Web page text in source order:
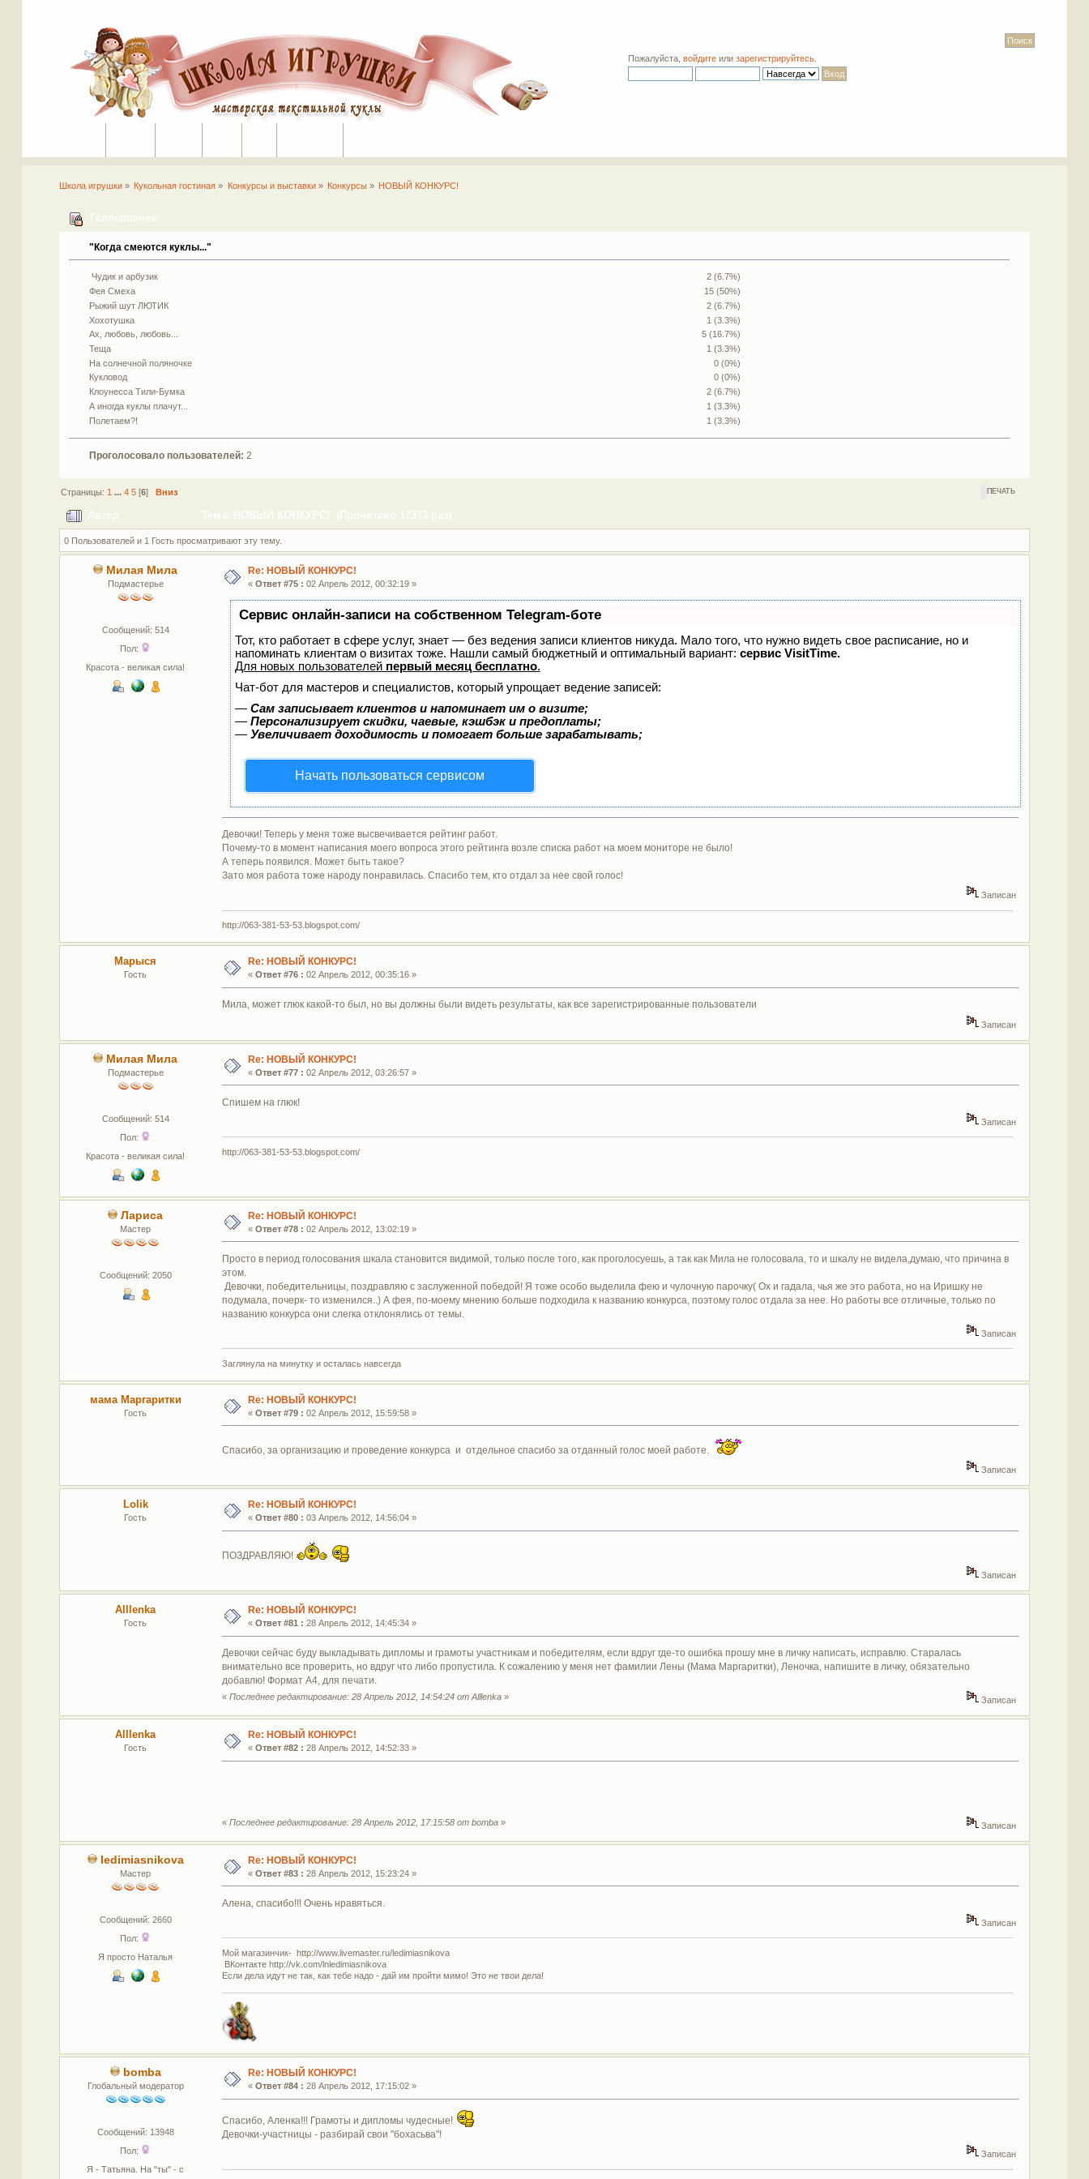
Пожалуйста,войдите илизарегистрируйтесь
Школа игрушки » Кукольная гостиная » Конкурсы и выставки» Конкурсы » НОВЫЙ КОНКУРС!
Голосование
"Когда смеются куклы..."
Чудик и арбузик
2 (6.7%)
Фея Смеха
15 (50%)
Рыжий шут ЛЮТИК
2 (6.7%)
Хохотушка
1 (3.3%)
Ах, любовь, любовь...
5 (16.7%)
Теща
1 (3.3%)
На солнечной поляночке
0 (0%)
Кукловод
0 (0%)
Клоунесса Тили-Бумка
2 (6.7%)
А иногда куклы плачут...
1 (3.3%)
Полетаем?!
1 (3.3%)
Проголосовало пользователей: 2
ПЕЧАТЬ
Страницы: 1 ...4 5 [6]Вниз
Автор Тема: НОВЫЙ КОНКУРС! (Прочитано 17313 раз)
0 Пользователей и 1 Гость просматривают эту тему.
Милая Мила
Подмастерье
Сообщений: 514
Пол:
Красота - великая сила!
Re: НОВЫЙ КОНКУРС!
« Ответ #75 : 02 Апрель 2012, 00:32:19 »
Сервис онлайн-записи на собственном Telegram-боте
Тот, кто работает в сфере услуг, знает — без ведения записи клиентов никуда. Мало того, что нужно видеть свое расписание, но и
напоминать клиентам о визитах тоже. Нашли самый бюджетный и оптимальный вариант: сервис VisitTime.
Для новых пользователей первый месяц бесплатно.
Чат-бот для мастеров и специалистов, который упрощает ведение записей:
— Сам записывает клиентов и напоминает им о визите;
— Персонализирует скидки, чаевые, кэшбэк и предоплаты;
— Увеличивает доходимость и помогает больше зарабатывать;
Начать пользоваться сервисом
Девочки! Теперь у меня тоже высвечивается рейтинг работ.
Почему-то в момент написания моего вопроса этого рейтинга возле списка работ на моем мониторе не было!
А теперь появился. Может быть такое?
Зато моя работа тоже народу понравилась. Спасибо тем, кто отдал за нее свой голос!
Записан
http://063-381-53-53.blogspot.com/
Марыся
Гость
Re: НОВЫЙ КОНКУРС!
« Ответ #76 : 02 Апрель 2012, 00:35:16 »
Мила, может глюк какой-то был, но вы должны были видеть результаты, как все зарегистрированные пользователи
Записан
Милая Мила
Подмастерье
Сообщений: 514
Пол:
Красота - великая сила!
Re: НОВЫЙ КОНКУРС!
« Ответ #77 : 02 Апрель 2012, 03:26:57 »
Спишем на глюк!
Записан
http://063-381-53-53.blogspot.com/
Лариса
Мастер
Сообщений: 2050
Re: НОВЫЙ КОНКУРС!
« Ответ #78 : 02 Апрель 2012, 13:02:19 »
Просто в период голосования шкала становится видимой, только после того, как проголосуешь, а так как Мила не голосовала, то и шкалу не видела,думаю, что причина в
этом.
Девочки, победительницы, поздравляю с заслуженной победой! Я тоже особо выделила фею и чулочную парочку( Ох и гадала, чья же это работа, но на Иришку не
подумала, почерк- то изменился..) А фея, по-моему мнению больше подходила к названию конкурса, поэтому голос отдала за нее. Но работы все отличные, только по
названию конкурса они слегка отклонялись от темы.
Записан
Заглянула на минутку и осталась навсегда
мама Маргаритки
Гость
Re: НОВЫЙ КОНКУРС!
« Ответ #79 : 02 Апрель 2012, 15:59:58 »
Спасибо, за организацию и проведение конкурса и отдельное спасибо за отданный голос моей работе.
Записан
Lolik
Гость
Re: НОВЫЙ КОНКУРС!
« Ответ #80 : 03 Апрель 2012, 14:56:04 »
ПОЗДРАВЛЯЮ!
Записан
Alllenka
Гость
Re: НОВЫЙ КОНКУРС!
« Ответ #81 : 28 Апрель 2012, 14:45:34 »
Девочки сейчас буду выкладывать дипломы и грамоты участникам и победителям, если вдруг где-то ошибка прошу мне в личку написать, исправлю. Старалась
внимательно все проверить, но вдруг что либо пропустила. К сожалению у меня нет фамилии Лены (Мама Маргаритки), Леночка, напишите в личку, обязательно
добавлю! Формат А4, для печати.
« Последнее редактирование: 28 Апрель 2012, 14:54:24 от Alllenka» Записан
Alllenka
Гость
Re: НОВЫЙ КОНКУРС!
« Ответ #82 : 28 Апрель 2012, 14:52:33 »
« Последнее редактирование: 28 Апрель 2012, 17:15:58 от bomba» Записан
ledimiasnikova
Мастер
Сообщений: 2660
Пол:
Я просто Наталья
Re: НОВЫЙ КОНКУРС!
« Ответ #83 : 28 Апрель 2012, 15:23:24 »
Алена, спасибо!!! Очень нравяться.
Записан
Мой магазинчик- http://www.livemaster.ru/ledimiasnikova
ВКонтакте http://vk.com/lnledimiasnikova
Если дела идут не так, как тебе надо - дай им пройти мимо! Это не твои дела!
bomba
Глобальный модератор
Сообщений: 13948
Пол:
Я - Татьяна. На "ты" - с
Re: НОВЫЙ КОНКУРС!
« Ответ #84 : 28 Апрель 2012, 17:15:02 »
Спасибо, Аленка!!! Грамоты и дипломы чудесные!
Девочки-участницы - разбирай свои "бохасьва"!
Записан